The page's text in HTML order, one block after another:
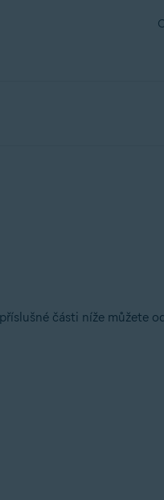
části níže můžete